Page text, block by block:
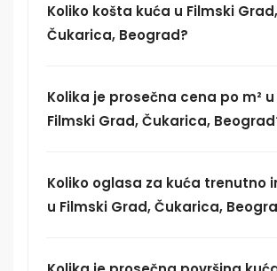
Koliko košta kuća u Filmski Grad,
Čukarica, Beograd?
Kolika je prosečna cena po m² u
Filmski Grad, Čukarica,
Koliko oglasa za kuća trenutno
u Filmski Grad, Čukarica,